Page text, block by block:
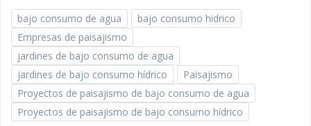
bajo consumo de agua
bajo consumo hidrico
Empresas de paisajismo
jardines de bajo consumo de agua
jardines de bajo consumo hídrico
Paisajismo
Proyectos de paisajismo de bajo consumo de agua
Proyectos de paisajismo de bajo consumo hídrico